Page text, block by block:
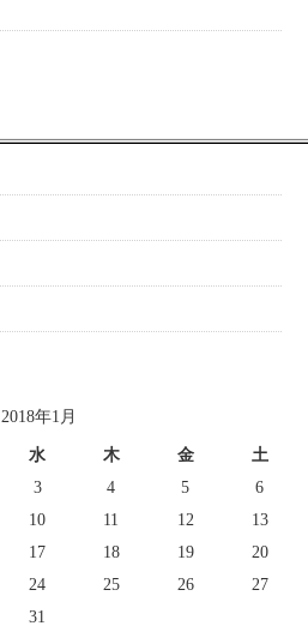
2018年1月
水 木 金
土
3 4 5
6
10 11 12
13
17 18 19
20
24 25 26
27
31